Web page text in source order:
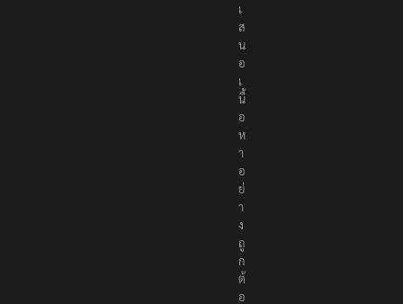
เ
ส
น
อ
เ
นื้
อ
ห
า
อ
ย่
า
ง
ถู
ก
ต้
อ